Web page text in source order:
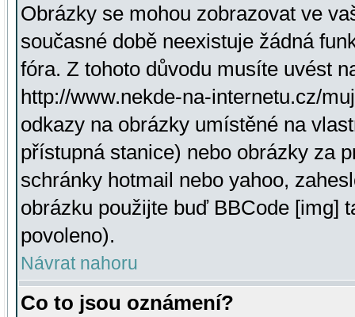
Obrázky se mohou zobrazovat ve
současné době neexistuje žádná
fóra. Z tohoto důvodu musíte uvést
http://www.nekde-na-internetu.cz/
odkazy na obrázky umístěné na
přístupná stanice) nebo obrázky za
schránky hotmail nebo yahoo,
obrázku použijte buď BBCode [img]
povoleno).
Návrat nahoru
Co to jsou oznámení?